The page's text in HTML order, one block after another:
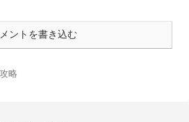
ントを書き込む
略